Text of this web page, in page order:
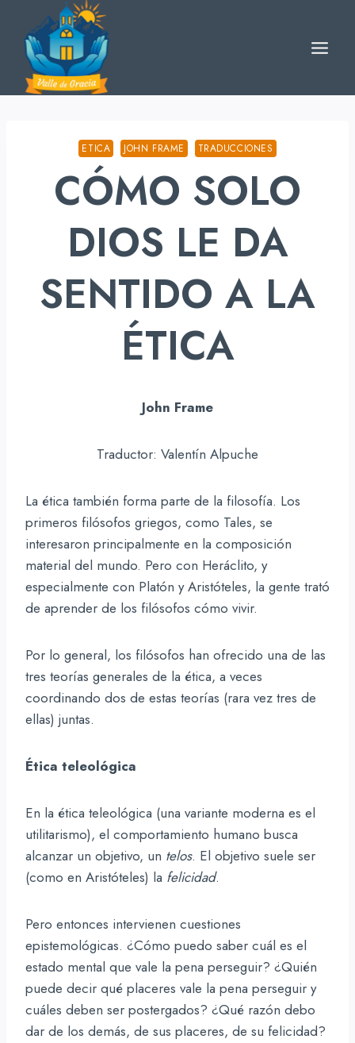
content
ETICA JOHN FRAME TRADUCCIONES
CÓMO SOLO
DIOS LE DA
SENTIDO A LA
ÉTICA
John Frame
Traductor: Valentín Alpuche
La ética también forma parte de la filosofía. Los
primeros filósofos griegos, como Tales, se
interesaron principalmente en la composición
material del mundo. Pero con Heráclito, y
especialmente con Platón y Aristóteles, la gente trató
de aprender de los filósofos cómo vivir.
Por lo general, los filósofos han ofrecido una de las
tres teorías generales de la ética, a veces
coordinando dos de estas teorías (rara vez tres de
ellas) juntas.
Ética teleológica
En la ética teleológica (una variante moderna es el
utilitarismo), el comportamiento humano busca
alcanzar un objetivo, un telos. El objetivo suele ser
(como en Aristóteles) la felicidad.
Pero entonces intervienen cuestiones
epistemológicas. ¿Cómo puedo saber cuál es el
estado mental que vale la pena perseguir? ¿Quién
puede decir qué placeres vale la pena perseguir y
cuáles deben ser postergados? ¿Qué razón debo
dar de los demás, de sus placeres, de su felicidad?